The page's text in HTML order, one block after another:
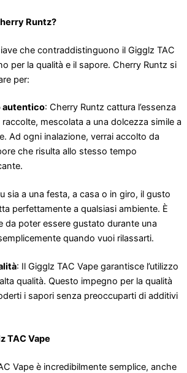
Runtz?
che contraddistinguono il Gigglz TAC
per la qualità e il sapore. Cherry Runtz si
per:
autentico: Cherry Runtz cattura l’essenza
mescolata a una dolcezza simile a
Ad ogni inalazione, verrai accolto da
che risulta allo stesso tempo
sia a una festa, a casa o in giro, il gusto
perfettamente a qualsiasi ambiente. È
da poter essere gustato durante una
quando vuoi rilassarti.
: Il Gigglz TAC Vape garantisce l’utilizzo
qualità. Questo impegno per la qualità
i sapori senza preoccuparti di additivi
TAC Vape
Vape è incredibilmente semplice, anche